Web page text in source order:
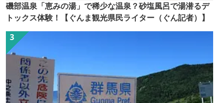
磯部温泉「恵みの湯」で稀少な温泉？砂塩風呂で湯潜るデ
トックス体験！【ぐんま観光県民ライター（ぐん記者）】